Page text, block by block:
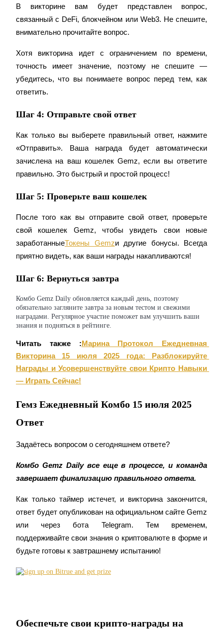
Стейкинг
Блокировки BTR
Эксклюзивные инвестиции для владельцев BTR
Кредиты
Сервис заимствований, обеспеченных криптовалютой
Авто Инвест
В викторине вам будет представлен вопрос,
связанный с DeFi, блокчейном или Web3. Не спешите,
внимательно прочитайте вопрос.
Хотя викторина идет с ограничением по времени,
точность имеет значение, поэтому не спешите —
убедитесь, что вы понимаете вопрос перед тем, как
ответить.
Шаг 4: Отправьте свой ответ
Как только вы выберете правильный ответ, нажмите
«Отправить». Ваша награда будет автоматически
зачислена на ваш кошелек Gemz, если вы ответите
правильно. Это быстрый и простой процесс!
Шаг 5: Проверьте ваш кошелек
После того как вы отправите свой ответ, проверьте
свой кошелек Gemz, чтобы увидеть свои новые
заработанныеТокены Gemzи другие бонусы. Всегда
приятно видеть, как ваши награды накапливаются!
Шаг 6: Вернуться завтра
Комбо Gemz Daily обновляется каждый день, поэтому
обязательно загляните завтра за новым тестом и свежими
наградами. Регулярное участие поможет вам улучшить ваши
знания и подняться в рейтинге.
Читать также : Марина Протокол Ежедневная
Викторина 15 июля 2025 года: Разблокируйте
Награды и Усовершенствуйте свои Крипто Навыки
— Играть Сейчас!
Гемз Ежедневный Комбо 15 июля 2025
Ответ
Задаётесь вопросом о сегодняшнем ответе?
Комбо Gemz Daily все еще в процессе, и команда
завершает финализацию правильного ответа.
Как только таймер истечет, и викторина закончится,
ответ будет опубликован на официальном сайте Gemz
или через бота Telegram. Тем временем,
поддерживайте свои знания о криптовалюте в форме и
будьте готовы к завтрашнему испытанию!
Обеспечьте свои крипто-награды на